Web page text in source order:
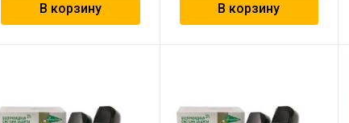
В корзину В корзину